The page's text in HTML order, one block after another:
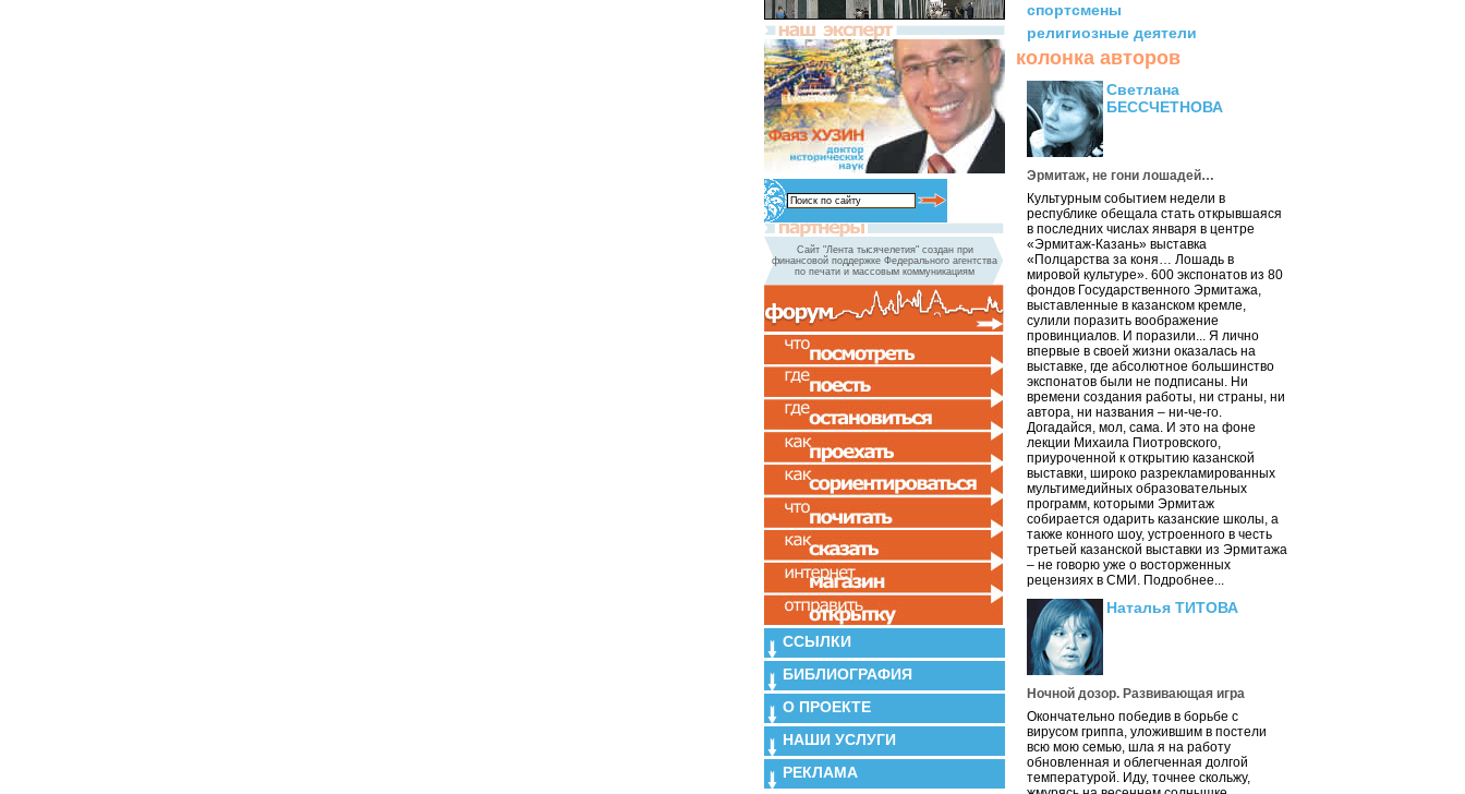
спортсмены
религиозные деятели
колонка авторов
Светлана
БЕССЧЕТНОВА
Эрмитаж, не гони лошадей…
Культурным событием недели в
республике обещала стать открывшаяся
в последних числах января в центре
«Эрмитаж-Казань» выставка
«Полцарства за коня… Лошадь в
мировой культуре». 600 экспонатов из 80
фондов Государственного Эрмитажа,
выставленные в казанском кремле,
сулили поразить воображение
провинциалов. И поразили... Я лично
впервые в своей жизни оказалась на
выставке, где абсолютное большинство
экспонатов были не подписаны. Ни
времени создания работы, ни страны, ни
автора, ни названия – ни-че-го.
Догадайся, мол, сама. И это на фоне
лекции Михаила Пиотровского,
приуроченной к открытию казанской
выставки, широко разрекламированных
мультимедийных образовательных
программ, которыми Эрмитаж
собирается одарить казанские школы, а
также конного шоу, устроенного в честь
третьей казанской выставки из Эрмитажа
– не говорю уже о восторженных
рецензиях в СМИ. Подробнее...
Наталья ТИТОВА
Ночной дозор. Развивающая игра
Окончательно победив в борьбе с
вирусом гриппа, уложившим в постели
всю мою семью, шла я на работу
обновленная и облегченная долгой
температурой. Иду, точнее скольжу,
Сайт "Лента тысячелетия" создан при
финансовой поддержке Федерального агентства
по печати и массовым коммуникациям
ССЫЛКИ
БИБЛИОГРАФИЯ
О ПРОЕКТЕ
НАШИ УСЛУГИ
РЕКЛАМА